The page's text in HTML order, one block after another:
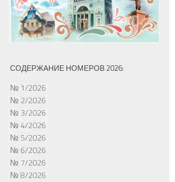
СОДЕРЖАНИЕ НОМЕРОВ 2026:
№ 1/2026
№ 2/2026
№ 3/2026
№ 4/2026
№ 5/2026
№ 6/2026
№ 7/2026
№ 8/2026